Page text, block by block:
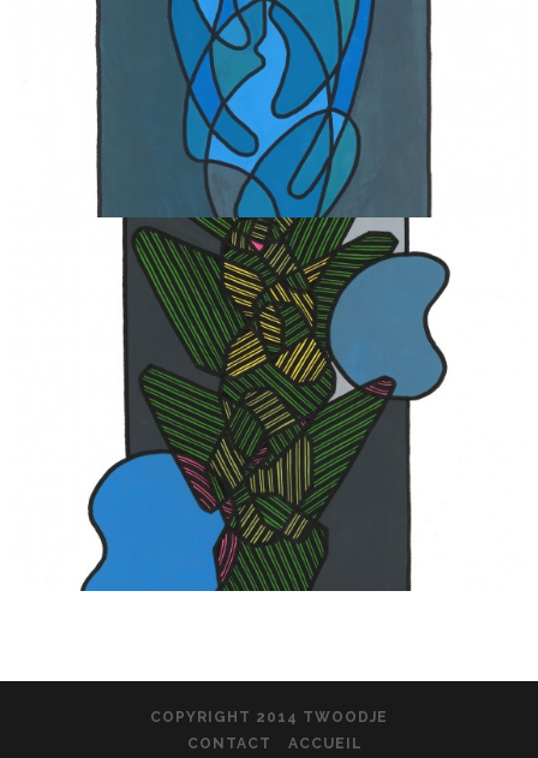
COPYRIGHT 2014 TWOODJE
CONTACT
ACCUEIL